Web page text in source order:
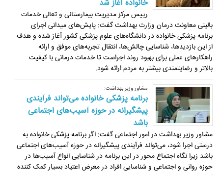
خانواده آغاز شد
رییس مرکز مدیریت بیمارستانی و تعالی خدمات
بالینی معاونت درمان وزارت بهداشت گفت: پایش‌های میدانی اجرای
برنامه پزشکی خانواده در دانشگاه‌های علوم پزشکی کشور آغاز شده و هدف
از این بازدیدها، شناسایی چالش‌ها، انتقال تجربه‌های موفق و ارائه
راهکارهای عملی برای بهبود روند اجراست تا خدمات درمانی با کیفیت
بالاتر و رضایتمندی بیشتر به مردم ارائه شود.
مشاور وزیر بهداشت:
برنامه پزشکی خانواده می‌تواند فرآیندی
پیشگیرانه در حوزه آسیب‌های اجتماعی
باشد
مشاور وزیر بهداشت در امور اجتماعی گفت: اگر برنامه پزشکی خانواده به
درستی اجرا شود، می‌تواند فرآیندی پیشگیرانه در حوزه آسیب‌های اجتماعی
باشد زیرا نگاه اجتماع محور در این برنامه در شناسایی انواع آسیب‌ها در
حوزه روانی و اجتماعی و شناسایی افراد در معرض اعتیاد بسیار کمک کننده